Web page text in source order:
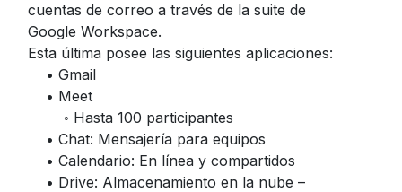
cuentas de correo a través de la suite de
Google Workspace.
Esta última posee las siguientes aplicaciones:
• Gmail
• Meet
◦ Hasta 100 participantes
• Chat: Mensajería para equipos
• Calendario: En línea y compartidos
• Drive: Almacenamiento en la nube –